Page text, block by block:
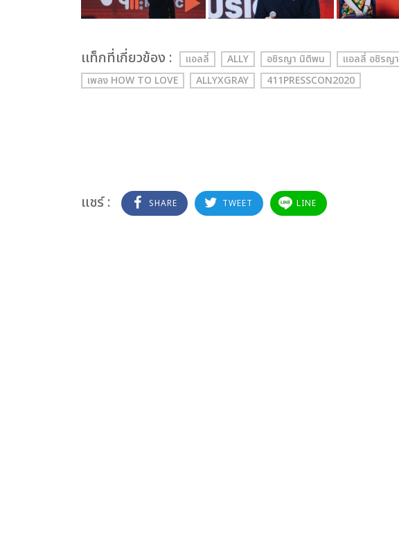
เเท็กที่เกี่ยวข้อง : แอลลี่ ALLY อชิรญา นิติพน แอลลี่ อชิรญา
เพลง HOW TO LOVE
ALLYXGRAY 411PRESSCON2020
แชร์ : SHARE TWEET LINE